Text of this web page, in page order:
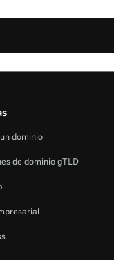
dominio
de dominio gTLD